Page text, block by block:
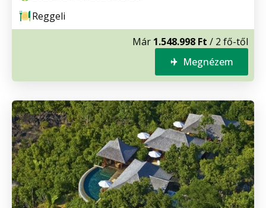
Reggeli
Már 1.548.998 Ft / 2 fő-től
Megnézem